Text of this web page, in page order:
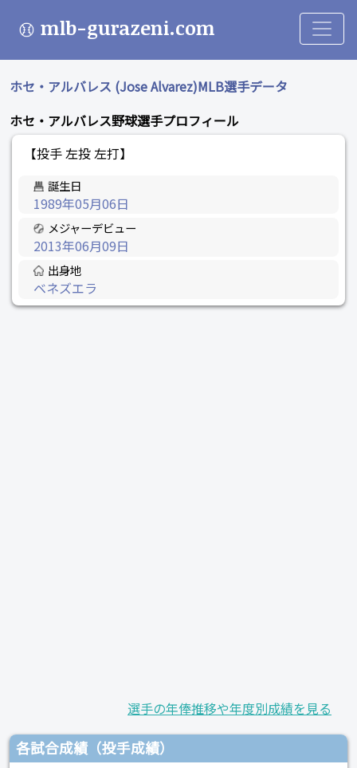
mlb-gurazeni.com
ホセ・アルバレス (Jose Alvarez)MLB選手データ
ホセ・アルバレス野球選手プロフィール
【投手 左投 左打】
誕生日
1989年05月06日
メジャーデビュー
2013年06月09日
出身地
ベネズエラ
選手の年俸推移や年度別成績を見る
各試合成績（投手成績）